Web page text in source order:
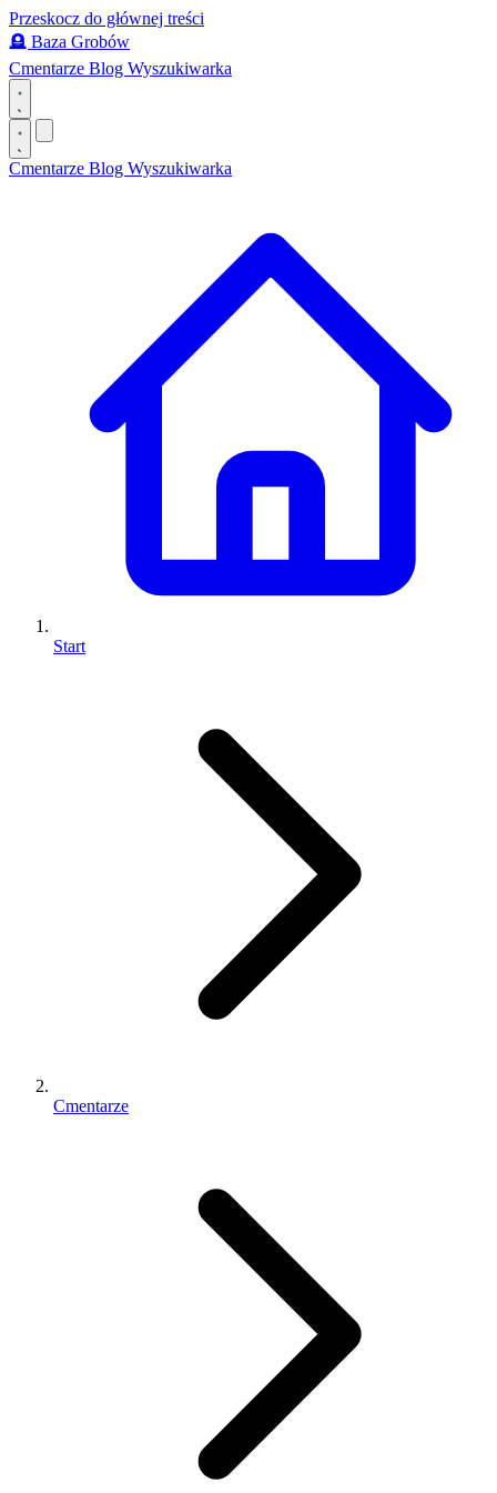
Przeskocz do głównej treści
🪦 Baza Grobów
Cmentarze Blog Wyszukiwarka
Cmentarze Blog Wyszukiwarka
Start
Cmentarze